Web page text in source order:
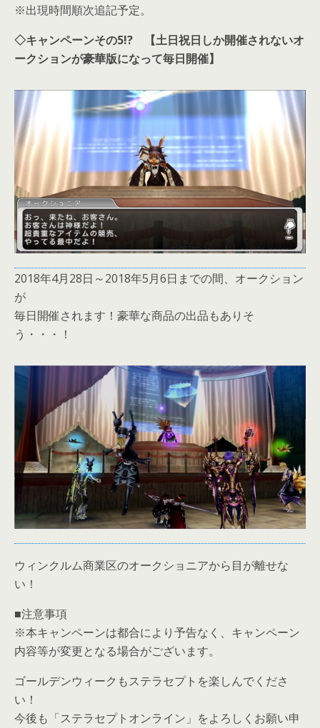
※出現時間順次追記予定。
◇キャンペーンその5!? 【土日祝日しか開催されないオ
ークションが豪華版になって毎日開催】
2018年4月28日～2018年5月6日までの間、オークション
が
毎日開催されます！豪華な商品の出品もありそ
う・・・！
ウィンクルム商業区のオークショニアから目が離せな
い！
■注意事項
※本キャンペーンは都合により予告なく、キャンペーン
内容等が変更となる場合がございます。
ゴールデンウィークもステラセプトを楽しんでくださ
い！
今後も「ステラセプトオンライン」をよろしくお願い申